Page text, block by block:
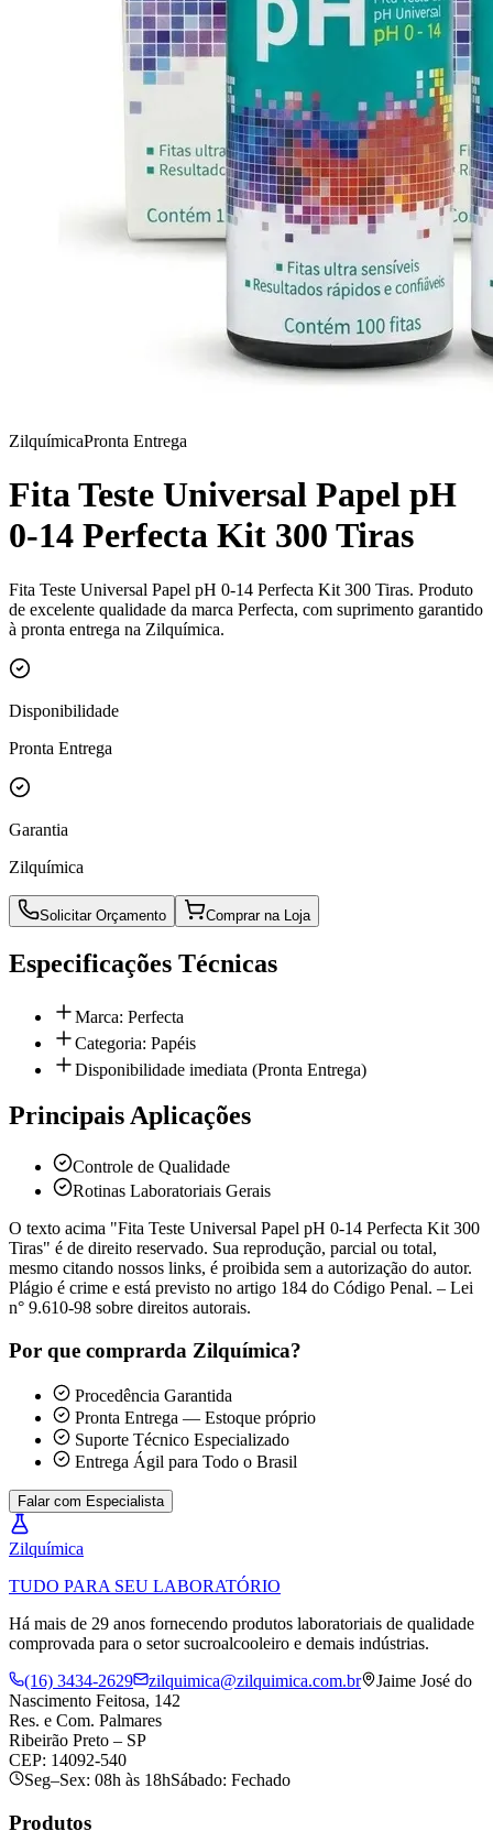
ZilquímicaPronta Entrega
Fita Teste Universal Papel pH
0-14 Perfecta Kit 300 Tiras
Fita Teste Universal Papel pH 0-14 Perfecta Kit 300 Tiras. Produto
de excelente qualidade da marca Perfecta, com suprimento garantido
à pronta entrega na Zilquímica.
Disponibilidade
Pronta Entrega
Garantia
Zilquímica
Solicitar Orçamento Comprar na Loja
Especificações Técnicas
Marca: Perfecta
Categoria: Papéis
Disponibilidade imediata (Pronta Entrega)
Principais Aplicações
Controle de Qualidade
Rotinas Laboratoriais Gerais
O texto acima "Fita Teste Universal Papel pH 0-14 Perfecta Kit 300
Tiras" é de direito reservado. Sua reprodução, parcial ou total,
mesmo citando nossos links, é proibida sem a autorização do autor.
Plágio é crime e está previsto no artigo 184 do Código Penal. – Lei
n° 9.610-98 sobre direitos autorais.
Por que comprarda Zilquímica?
Procedência Garantida
Pronta Entrega — Estoque próprio
Suporte Técnico Especializado
Entrega Ágil para Todo o Brasil
Falar com Especialista
Zilquímica
TUDO PARA SEU LABORATÓRIO
Há mais de 29 anos fornecendo produtos laboratoriais de qualidade
comprovada para o setor sucroalcooleiro e demais indústrias.
(16) 3434-2629
zilquimica@zilquimica.com.br
Jaime José do
Nascimento Feitosa, 142
Res. e Com. Palmares
Ribeirão Preto – SP
CEP: 14092-540
Seg–Sex: 08h às 18hSábado: Fechado
Produtos